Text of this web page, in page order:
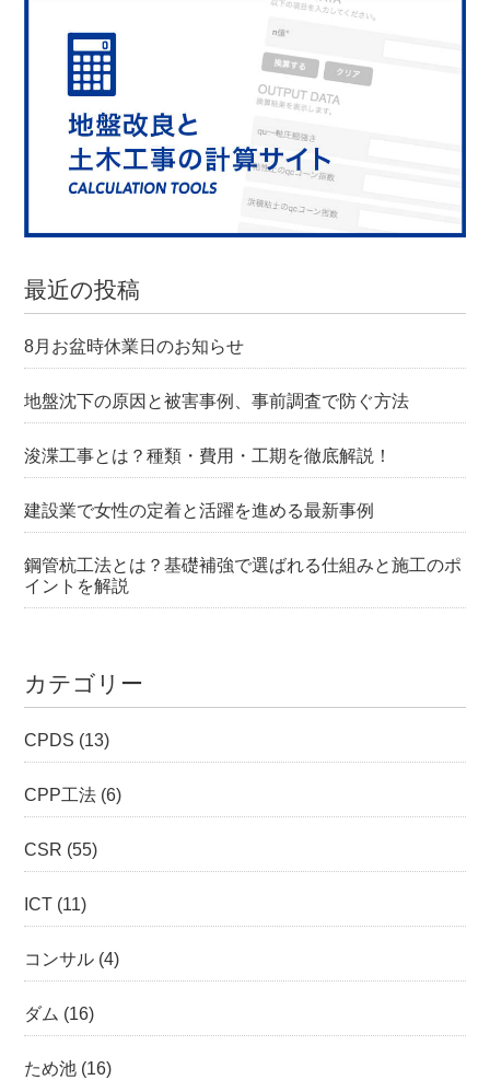
最近の投稿
8月お盆時休業日のお知らせ
地盤沈下の原因と被害事例、事前調査で防ぐ方法
浚渫工事とは？種類・費用・工期を徹底解説！
建設業で女性の定着と活躍を進める最新事例
鋼管杭工法とは？基礎補強で選ばれる仕組みと施工のポ
イントを解説
カテゴリー
CPDS (13)
CPP工法 (6)
CSR (55)
ICT (11)
コンサル (4)
ダム (16)
ため池 (16)